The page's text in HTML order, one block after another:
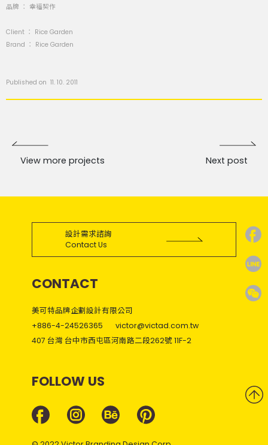
品牌 ： 幸福契作
Client ： Rice Garden
Brand ： Rice Garden
Published on 11. 10. 2011
View more projects Next post
設計需求諮詢
Contact Us
CONTACT
美可特品牌企劃設計有限公司
+886-4-24526365
victor@victad.com.tw
407 台灣 台中市西屯區河南路二段262號 11F-2
FOLLOW US